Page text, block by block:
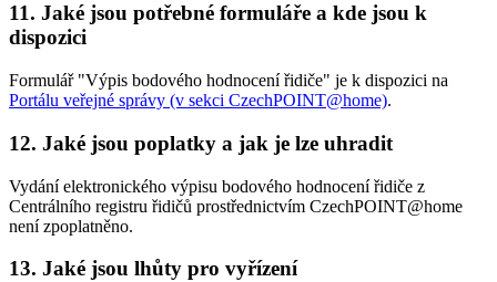
11. Jaké jsou potřebné formuláře a kde jsou k
dispozici
Formulář "Výpis bodového hodnocení řidiče" je k dispozici na
Portálu veřejné správy (v sekci CzechPOINT@home).
12. Jaké jsou poplatky a jak je lze uhradit
Vydání elektronického výpisu bodového hodnocení řidiče z
Centrálního registru řidičů prostřednictvím CzechPOINT@home
není zpoplatněno.
13. Jaké jsou lhůty pro vyřízení